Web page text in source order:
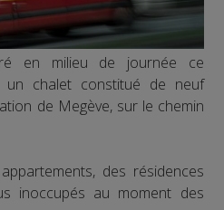
en milieu de journée ce
un chalet constitué de neuf
de Megève, sur le chemin
des résidences
inoccupés au moment des